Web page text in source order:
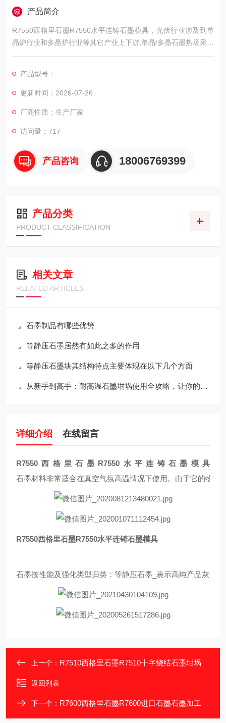
产品简介
R7550西格里石墨R7550水平连铸石墨模具，光伏行业涉及到单
晶炉行业和多晶炉行业等其它产业上下游,单晶/多晶石墨热场采用
石墨原材料精加工而成,为客户提供良好的石墨制品体验,同时也提
产品型号：
更新时间：2026-07-26
厂商性质：生产厂家
访问量：717
产品咨询 18006769399
产品分类
PRODUCT CLASSIFICATION
相关文章
RELATED ARTICLES
石墨制品有哪些优势
等静压石墨居然有如此之多的作用
等静压石墨块其结构特点主要体现在以下几个方面
从新手到高手：耐高温石墨坩埚使用全攻略，让你的工作更出色！
详细介绍 在线留言
R7550西格里石墨R7550水平连铸石墨模具
石墨材料非常适合在真空气氛高温情况下使用。由于它的物
R7550西格里石墨R7550水平连铸石墨模具
石墨按性能及强化类型归类：等静压石墨_表示高纯产品灰分
上一个： R7510西格里石墨R7510十字烧结石墨坩埚
返回列表
下一个： R7600西格里石墨R7600进口石墨石墨加工